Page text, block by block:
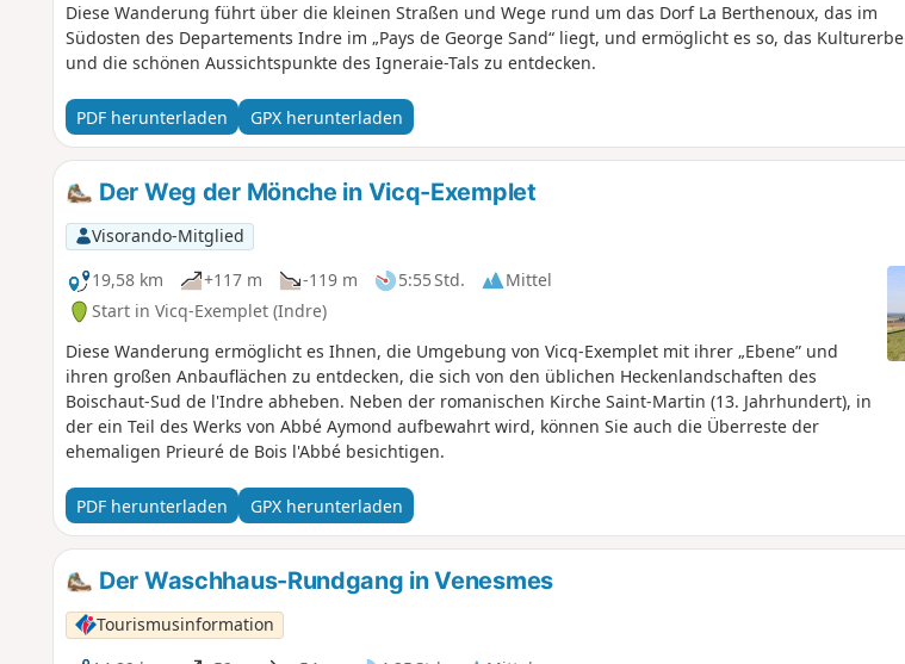
Diese Wanderung führt über die kleinen Straßen und Wege rund um das Dorf La Berthenoux, das im
Südosten des Departements Indre im „Pays de George Sand“ liegt, und ermöglicht es so, das Kulturerbe
und die schönen Aussichtspunkte des Igneraie-Tals zu entdecken.
PDF herunterladen GPX herunterladen
Der Weg der Mönche in Vicq-Exemplet
Visorando-Mitglied
19,58 km
+117 m -119 m 5:55 Std.
Mittel
Start in Vicq-Exemplet (Indre)
Diese Wanderung ermöglicht es Ihnen, die Umgebung von Vicq-Exemplet mit ihrer „Ebene” und
ihren großen Anbauflächen zu entdecken, die sich von den üblichen Heckenlandschaften des
Boischaut-Sud de l'Indre abheben. Neben der romanischen Kirche Saint-Martin (13. Jahrhundert), in
der ein Teil des Werks von Abbé Aymond aufbewahrt wird, können Sie auch die Überreste der
ehemaligen Prieuré de Bois l'Abbé besichtigen.
PDF herunterladen GPX herunterladen
Der Waschhaus-Rundgang in Venesmes
Tourismusinformation